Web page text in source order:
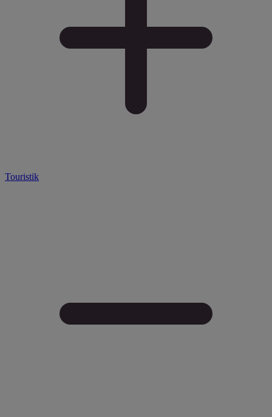
Touristik